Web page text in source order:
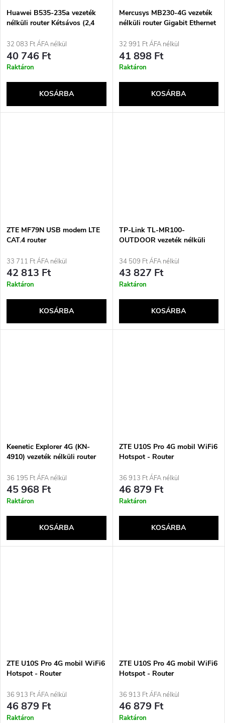
Huawei B535-235a vezeték
nélküli router Kétsávos (2,4
32 083 Ft ÁFA nélkül
40 746 Ft
Raktáron
KOSÁRBA
Mercusys MB230-4G vezeték
nélküli router Gigabit Ethernet
Fehér
32 991 Ft ÁFA nélkül
41 898 Ft
Raktáron
KOSÁRBA
ZTE MF79N USB modem LTE
CAT.4 router
33 711 Ft ÁFA nélkül
42 813 Ft
Raktáron
KOSÁRBA
TP-Link TL-MR100-
OUTDOOR vezeték nélküli
Egysávos (2,4 GHz) 4G Fehér
34 509 Ft ÁFA nélkül
43 827 Ft
Raktáron
KOSÁRBA
Keenetic Explorer 4G (KN-
4910) vezeték nélküli router
GHz / 5 GHz) Szürke, Fehér
36 195 Ft ÁFA nélkül
45 968 Ft
Raktáron
KOSÁRBA
ZTE U10S Pro 4G mobil WiFi6
Hotspot - Router
36 913 Ft ÁFA nélkül
46 879 Ft
Raktáron
KOSÁRBA
ZTE U10S Pro 4G mobil WiFi6
Hotspot - Router
36 913 Ft ÁFA nélkül
46 879 Ft
Raktáron
ZTE U10S Pro 4G mobil WiFi6
Hotspot - Router
36 913 Ft ÁFA nélkül
46 879 Ft
Raktáron